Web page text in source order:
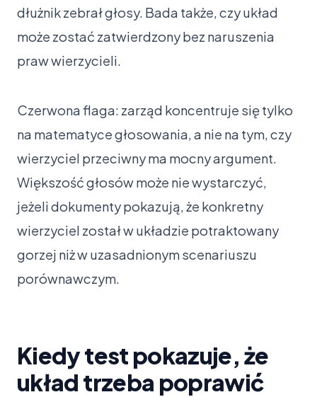
dłużnik zebrał głosy. Bada także, czy układ
może zostać zatwierdzony bez naruszenia
praw wierzycieli.
Czerwona flaga: zarząd koncentruje się tylko
na matematyce głosowania, a nie na tym, czy
wierzyciel przeciwny ma mocny argument.
Większość głosów może nie wystarczyć,
jeżeli dokumenty pokazują, że konkretny
wierzyciel został w układzie potraktowany
gorzej niż w uzasadnionym scenariuszu
porównawczym.
Kiedy test pokazuje, że
układ trzeba poprawić